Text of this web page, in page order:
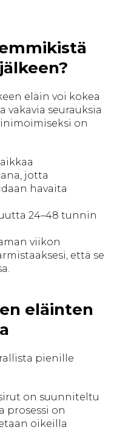
eläin voi kokea
vakavia seurauksia
on
jotta
havaita
24–48 tunnin
viikon
että se
eläinten
pienille
on suunniteltu
prosessi on
oikeilla